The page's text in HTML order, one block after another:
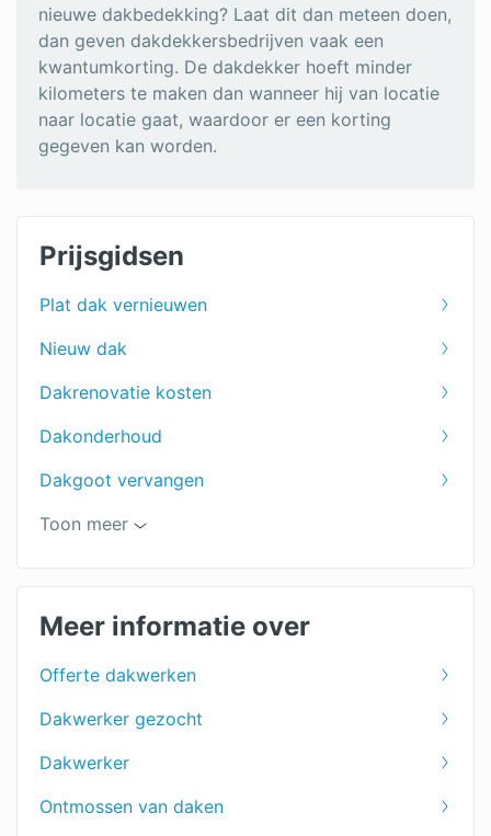
nieuwe dakbedekking? Laat dit dan meteen doen,
dan geven dakdekkersbedrijven vaak een
kwantumkorting. De dakdekker hoeft minder
kilometers te maken dan wanneer hij van locatie
naar locatie gaat, waardoor er een korting
gegeven kan worden.
Prijsgidsen
Plat dak vernieuwen
Nieuw dak
Dakrenovatie kosten
Dakonderhoud
Dakgoot vervangen
Prijs dakpannen per m2
Dakreparatie
Dakbedekking tuinhuis
Toon meer
Meer informatie over
Offerte dakwerken
Dakwerker gezocht
Dakwerker
Ontmossen van daken